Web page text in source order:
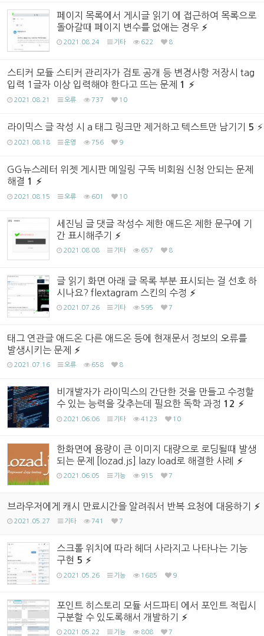
페이지 목록에서 게시글 읽기 에 접근하여 목록으로
돌아갈때 페이지 변수를 없애는 경우
2021.08.24 기타 622 8
스티커 모듈 스티커 관리자가 검토 공개 등 변경사항 저장시 tag
입력 1글자 이상 입력해야 한다고 뜨는 문제
1
2021.08.21 오류 737 10
라이믹스 글 작성 시 a 태그 링크만 제거하고 텍스트만 남기기 5
2021.08.18 운영 756 9
GG뉴스레터 위젯 게시판 메일링 구독 비회원 신청 안되는 문제
해결 1
2021.08.15 오류 601 10
세진님 글 댓글 작성수 제한 애드온 제한 문구에 기
간 표시해주기
2021.08.08 기타 657 8
글 읽기 화면 아래 글 목록 부분 표시되는 걸 선호 하
시나요? flextagram 스킨의 수정
2021.07.26 기타 595 7
태그 연관글 애드온 다른 애드온 등에 현재문서 정보의 오류를
발생시키는 문제
2021.07.16 오류 658 8
비개발자가 라이믹스의 간단한 것을 만들고 수정할
수 있는 능력을 갖추는데 필요한 독학 과정 12
2021.06.06 기타 4123 10
한화면에 용량이 큰 이미지 대량으로 로딩될때 발생
되는 문제 [lozad.js] lazy load로 해결한 사례
2021.06.05 기능 915 7
브라우저에게 캐시 만료시간을 알려줘서 반복 요청에 대응하기
2021.05.27 기타 741 7
스크롤 위치에 따라 헤더 사라지고 나타나는 기능
구현 5
2021.05.26 기능 1685 9
포인트 히스토리 모듈 서드파티 에서 포인트 적립시
구분할 수 있도록해서 개발하기
2021.05.22 기능 808 7